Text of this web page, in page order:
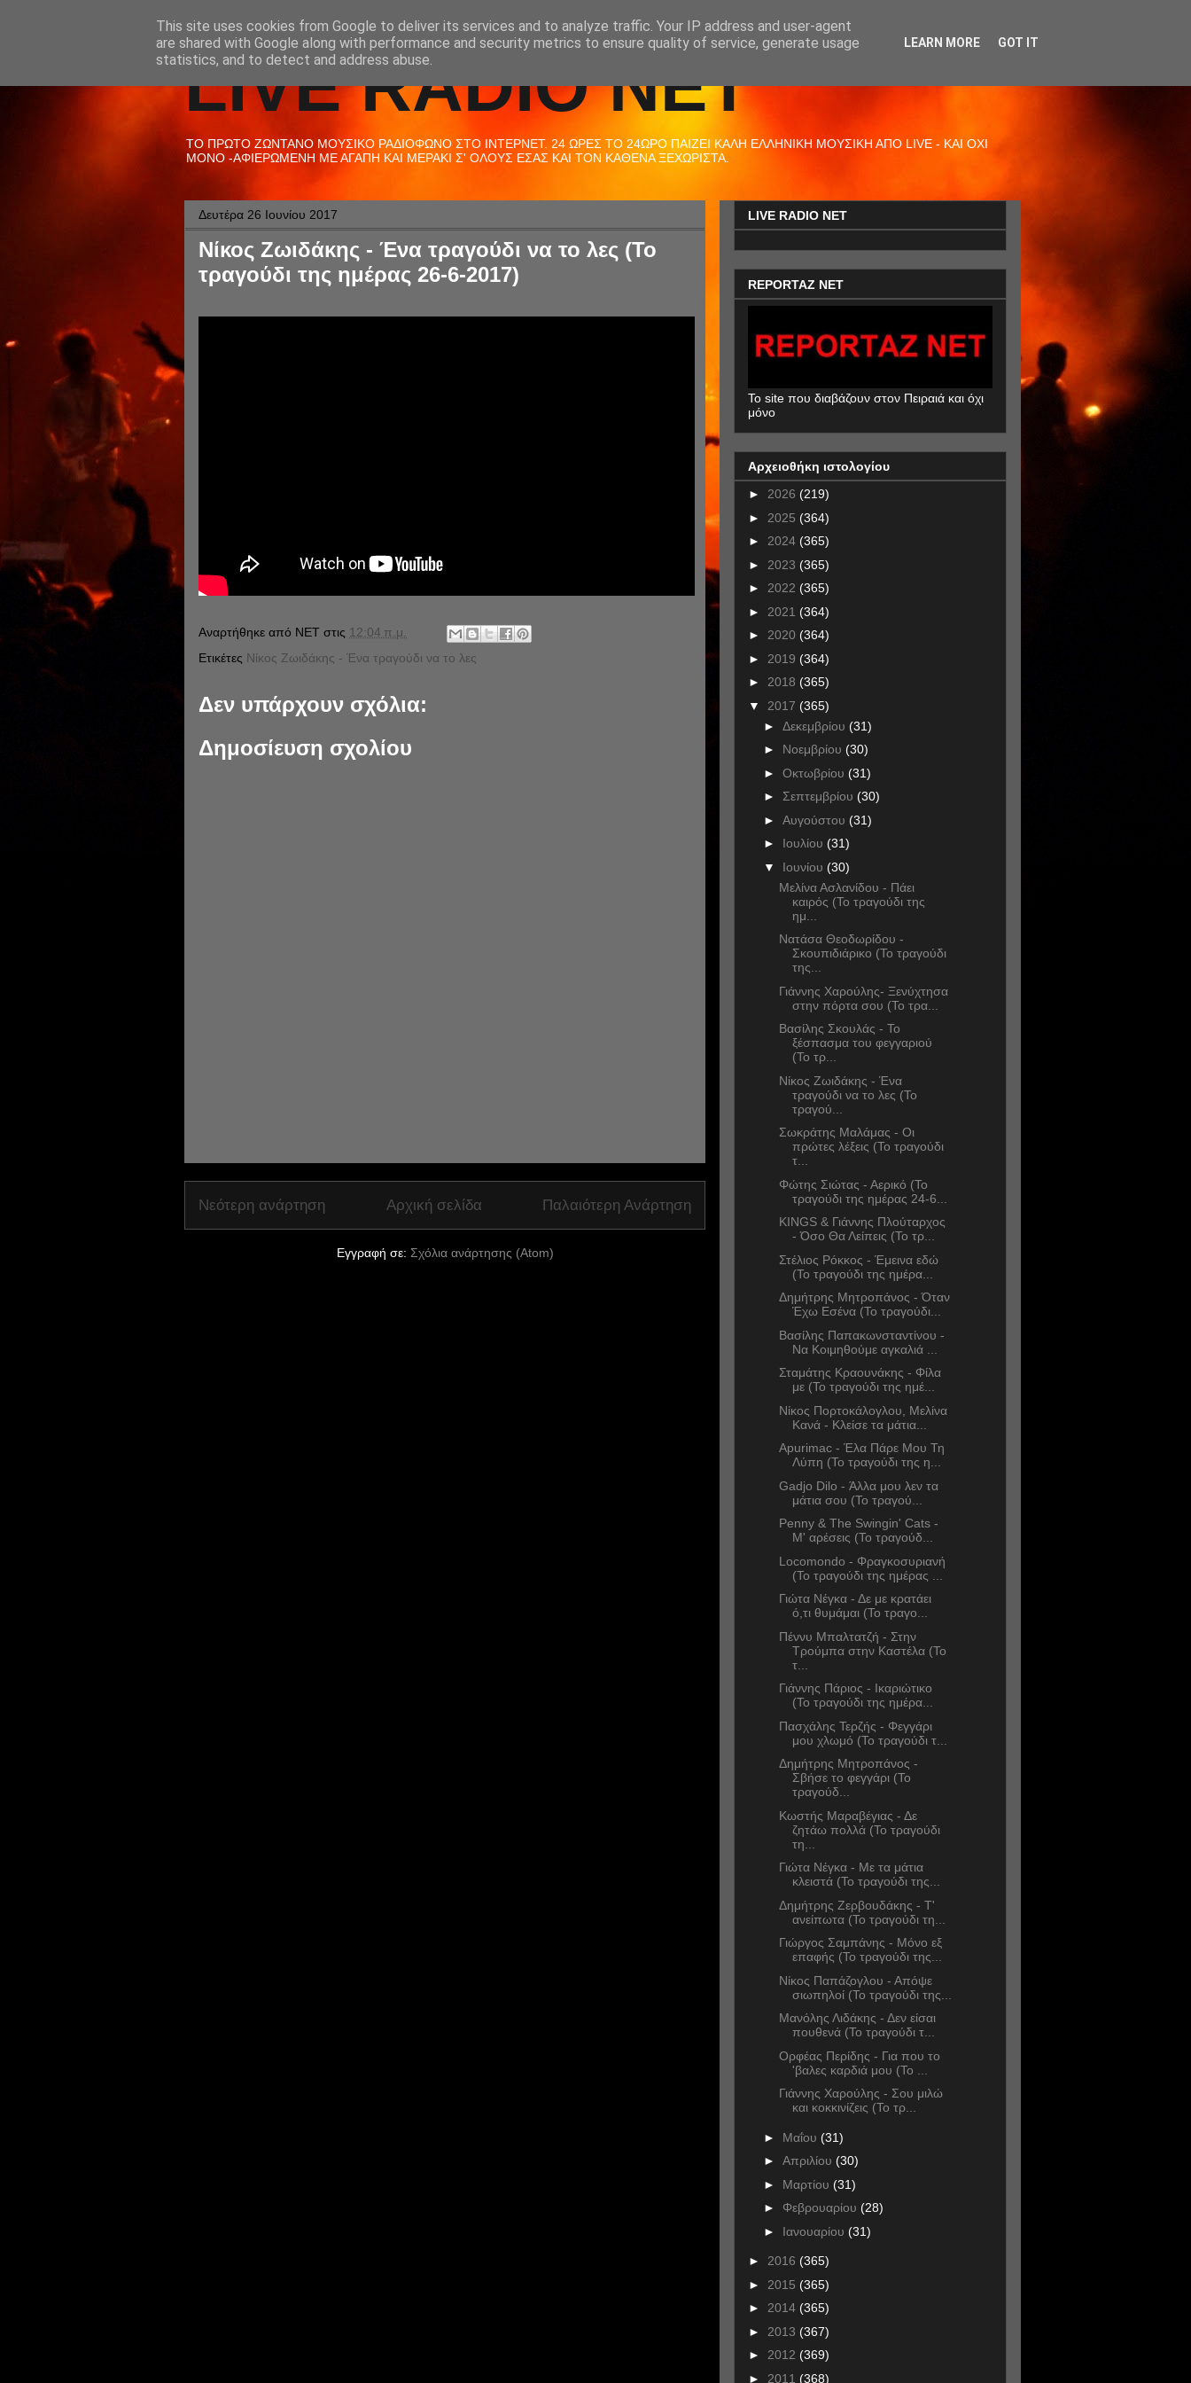
LIVE RADIO NET
ΤΟ ΠΡΩΤΟ ΖΩΝΤΑΝΟ ΜΟΥΣΙΚΟ ΡΑΔΙΟΦΩΝΟ ΣΤΟ ΙΝΤΕΡΝΕΤ. 24 ΩΡΕΣ ΤΟ 24ΩΡΟ ΠΑΙΖΕΙ ΚΑΛΗ ΕΛΛΗΝΙΚΗ ΜΟΥΣΙΚΗ ΑΠΟ LIVE - ΚΑΙ ΟΧΙ
ΜΟΝΟ -ΑΦΙΕΡΩΜΕΝΗ ΜΕ ΑΓΑΠΗ ΚΑΙ ΜΕΡΑΚΙ Σ' ΟΛΟΥΣ ΕΣΑΣ ΚΑΙ ΤΟΝ ΚΑΘΕΝΑ ΞΕΧΩΡΙΣΤΑ.
Δευτέρα 26 Ιουνίου 2017
Νίκος Ζωιδάκης - Ένα τραγούδι να το λες (Το
τραγούδι της ημέρας 26-6-2017)
Αναρτήθηκε από NET στις 12:04 π.μ.
Ετικέτες Νίκος Ζωιδάκης - Ένα τραγούδι να το λες
Δεν υπάρχουν σχόλια:
Δημοσίευση σχολίου
Νεότερη ανάρτηση Παλαιότερη Ανάρτηση
Αρχική σελίδα
Εγγραφή σε: Σχόλια ανάρτησης (Atom)
LIVE RADIO NET
REPORTAZ NET
To site που διαβάζουν στον Πειραιά και όχι
μόνο
Αρχειοθήκη ιστολογίου
► 2026 (219)
► 2025 (364)
► 2024 (365)
► 2023 (365)
► 2022 (365)
► 2021 (364)
► 2020 (364)
► 2019 (364)
► 2018 (365)
▼ 2017 (365)
► Δεκεμβρίου (31)
► Νοεμβρίου (30)
► Οκτωβρίου (31)
► Σεπτεμβρίου (30)
► Αυγούστου (31)
► Ιουλίου (31)
▼ Ιουνίου (30)
Μελίνα Ασλανίδου - Πάει
καιρός (Το τραγούδι της
ημ...
Νατάσα Θεοδωρίδου -
Σκουπιδιάρικο (Το τραγούδι
της...
Γιάννης Χαρούλης- Ξενύχτησα
στην πόρτα σου (Το τρα...
Βασίλης Σκουλάς - Το
ξέσπασμα του φεγγαριού
(Το τρ...
Νίκος Ζωιδάκης - Ένα
τραγούδι να το λες (Το
τραγού...
Σωκράτης Μαλάμας - Οι
πρώτες λέξεις (Το τραγούδι
τ...
Φώτης Σιώτας - Αερικό (Το
τραγούδι της ημέρας 24-6...
KINGS & Γιάννης Πλούταρχος
- Όσο Θα Λείπεις (Το τρ...
Στέλιος Ρόκκος - Έμεινα εδώ
(Το τραγούδι της ημέρα...
Δημήτρης Μητροπάνος - Όταν
Έχω Εσένα (Το τραγούδι...
Βασίλης Παπακωνσταντίνου -
Να Κοιμηθούμε αγκαλιά ...
Σταμάτης Κραουνάκης - Φίλα
με (Το τραγούδι της ημέ...
Νίκος Πορτοκάλογλου, Μελίνα
Κανά - Κλείσε τα μάτια...
Apurimac - Έλα Πάρε Μου Τη
Λύπη (Το τραγούδι της η...
Gadjo Dilo - Άλλα μου λεν τα
μάτια σου (Το τραγού...
Penny & The Swingin' Cats -
Μ' αρέσεις (Το τραγούδ...
Locomondo - Φραγκοσυριανή
(Το τραγούδι της ημέρας ...
Γιώτα Νέγκα - Δε με κρατάει
ό,τι θυμάμαι (Το τραγο...
Πέννυ Μπαλτατζή - Στην
Τρούμπα στην Καστέλα (Το
τ...
Γιάννης Πάριος - Ικαριώτικο
(Το τραγούδι της ημέρα...
Πασχάλης Τερζής - Φεγγάρι
μου χλωμό (Το τραγούδι τ...
Δημήτρης Μητροπάνος -
Σβήσε το φεγγάρι (Το
τραγούδ...
Κωστής Μαραβέγιας - Δε
ζητάω πολλά (Το τραγούδι
τη...
Γιώτα Νέγκα - Με τα μάτια
κλειστά (Το τραγούδι της...
Δημήτρης Ζερβουδάκης - Τ'
ανείπωτα (Το τραγούδι τη...
Γιώργος Σαμπάνης - Μόνο εξ
επαφής (Το τραγούδι της...
Νίκος Παπάζογλου - Απόψε
σιωπηλοί (Το τραγούδι της...
Μανόλης Λιδάκης - Δεν είσαι
πουθενά (Το τραγούδι τ...
Ορφέας Περίδης - Για που το
'βαλες καρδιά μου (Το ...
Γιάννης Χαρούλης - Σου μιλώ
και κοκκινίζεις (Το τρ...
► Μαΐου (31)
► Απριλίου (30)
► Μαρτίου (31)
► Φεβρουαρίου (28)
► Ιανουαρίου (31)
► 2016 (365)
► 2015 (365)
► 2014 (365)
► 2013 (367)
► 2012 (369)
► 2011 (368)
This site uses cookies from Google to deliver its services and to analyze traffic. Your IP address and user-agent
are shared with Google along with performance and security metrics to ensure quality of service, generate usage
statistics, and to detect and address abuse.
LEARN MORE GOT IT